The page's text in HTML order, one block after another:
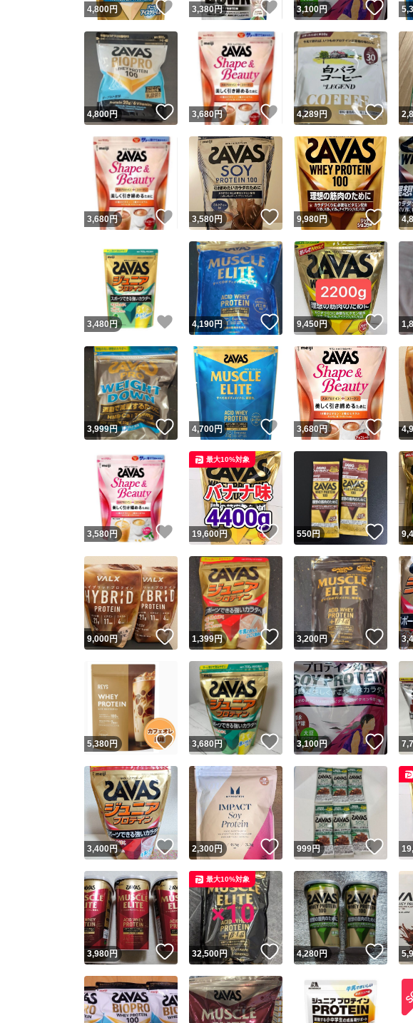
取引実績
取引実績◯+
他フリマ実績◯+ こ
スピード&安心発送
※このバッジは実績に基づく表示
スピード＆安心発送
こ
ま
スピード発送 こ
安心発送
商品画像の無断転載
コピーは1商品につき
4,800円 いいね！
3,380円 いいね！
3,100円 いい
4,800円 いいね！
3,680円 いいね！
4,289円 いい
3,680円 いいね！
3,580円 いいね！
9,980円 いい
3,480円 いいね！
4,190円 いいね！
9,450円 いい
3,999円 いいね！
4,700円 いいね！
3,680円 いい
3,580円 いいね！
19,600円 いいね！
最大10%対象
550円 いい
9,000円 いいね！
1,399円 いいね！
3,200円 いい
5,380円 いいね！
3,680円 いいね！
3,100円 いい
3,400円 いいね！
2,300円 いいね！
999円 いい
3,980円 いいね！
32,500円 いいね！
最大10%対象
4,280円 いい